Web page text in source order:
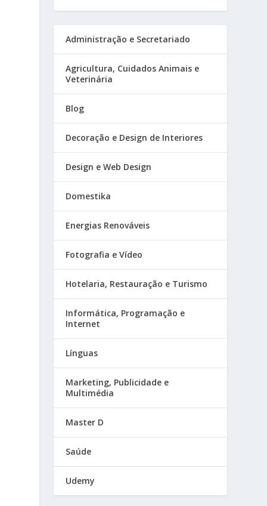
Administração e Secretariado
Agricultura, Cuidados Animais e
Veterinária
Blog
Decoração e Design de Interiores
Design e Web Design
Domestika
Energias Renováveis
Fotografia e Vídeo
Hotelaria, Restauração e Turismo
Informática, Programação e
Internet
Línguas
Marketing, Publicidade e
Multimédia
Master D
Saúde
Udemy